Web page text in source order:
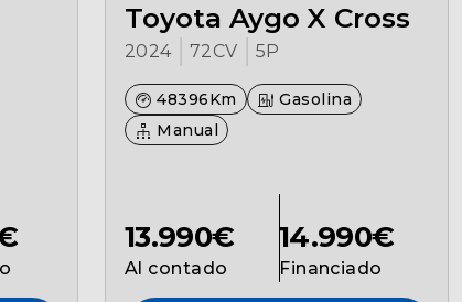
Toyota Aygo X Cross
2024 72CV 5P
48396Km
Gasolina
Manual
13.990€
Al contado
14.990€
Financiado